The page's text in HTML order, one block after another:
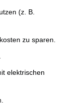
(z. B.
zu sparen.
elektrischen